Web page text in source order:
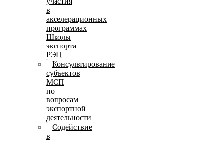
в
акселерационных
программах
Школы
экспорта
РЭЦ
Консультирование
субъектов
МСП
по
вопросам
экспортной
деятельности
Содействие
в